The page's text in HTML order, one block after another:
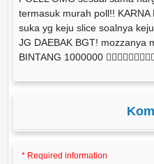
termasuk murah poll!! KARNA
suka yg keju slice soalnya
JG DAEBAK BGT! mozzanya
BINTANG 1000000
* Required information